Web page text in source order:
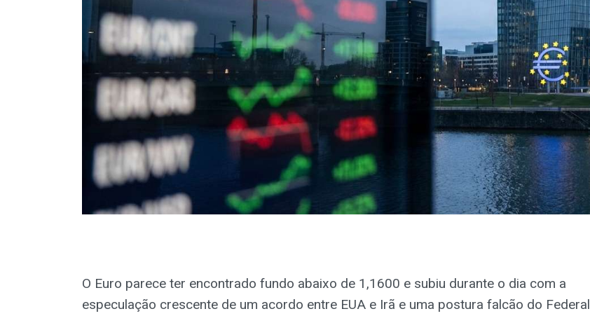
O Euro parece ter encontrado fundo abaixo de 1,1600 e subiu durante o dia com a
especulação crescente de um acordo entre EUA e Irã e uma postura falcão do Federal